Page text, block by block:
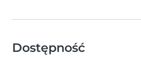
Dostępność